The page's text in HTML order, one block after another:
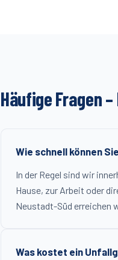
Häufige Fragen
Wie schnell können
In der Regel sind wir
Hause, zur Arbeit oder
Neustadt-Süd erreichen
Was kostet ein